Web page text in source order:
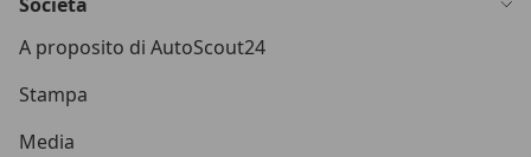
A proposito di AutoScout24
Stampa
Media